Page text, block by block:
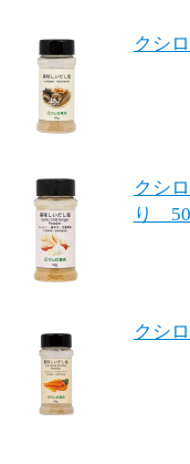
クシ
クシ
り
クシ